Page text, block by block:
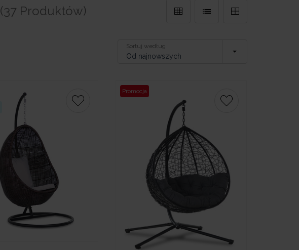
(37 Produktów)
Sortuj według
Od najnowszych
Promocja